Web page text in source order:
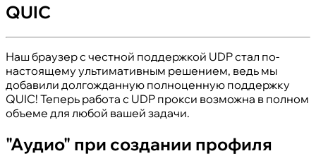
QUIC
Наш браузер с честной поддержкой UDP стал по-
настоящему ультимативным решением, ведь мы
добавили долгожданную полноценную поддержку
QUIC! Теперь работа с UDP прокси возможна в полном
объеме для любой вашей задачи.
"Аудио" при создании профиля